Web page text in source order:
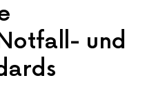
und